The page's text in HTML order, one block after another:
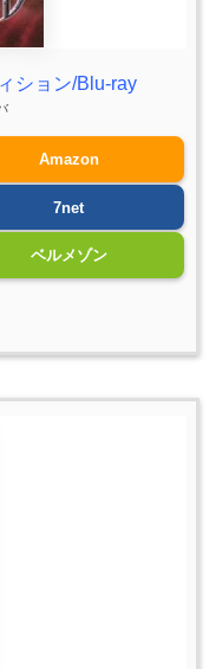
ション/Blu-ray
Amazon
7net
ベルメゾン